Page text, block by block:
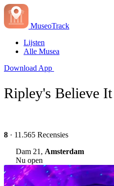
MuseoTrack
Lijsten
Alle Musea
Download App
Ripley's Believe
8 · 11.565 Recensies
Dam 21, Amsterdam
Nu open